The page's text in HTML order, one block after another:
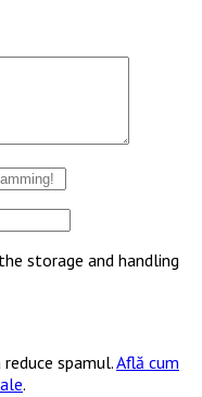
storage and handling
spamul.Află cum
.